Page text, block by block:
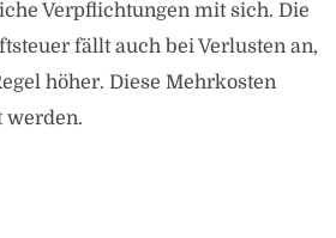
Verpflichtungen mit sich. Die
fällt auch bei Verlusten an,
höher. Diese Mehrkosten
werden.